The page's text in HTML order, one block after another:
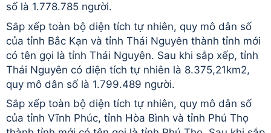
số là 1.778.785 người.
Sắp xếp toàn bộ diện tích tự nhiên, quy mô dân số
của tỉnh Bắc Kạn và tỉnh Thái Nguyên thành tỉnh mới
có tên gọi là tỉnh Thái Nguyên. Sau khi sắp xếp, tỉnh
Thái Nguyên có diện tích tự nhiên là 8.375,21km2,
quy mô dân số là 1.799.489 người.
Sắp xếp toàn bộ diện tích tự nhiên, quy mô dân số
của tỉnh Vĩnh Phúc, tỉnh Hòa Bình và tỉnh Phú Thọ